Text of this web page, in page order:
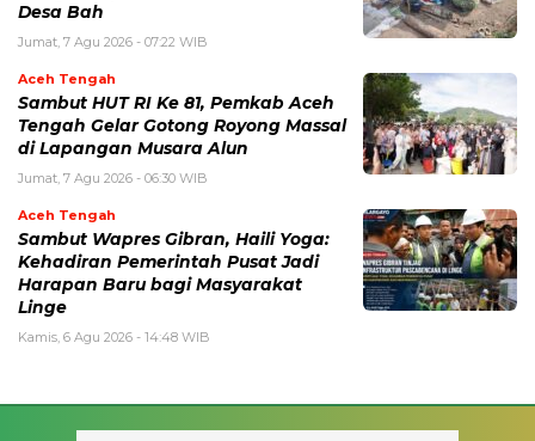
Desa Bah
Jumat, 7 Agu 2026 - 07:22 WIB
Aceh Tengah
Sambut HUT RI Ke 81, Pemkab Aceh
Tengah Gelar Gotong Royong Massal
di Lapangan Musara Alun
Jumat, 7 Agu 2026 - 06:30 WIB
Aceh Tengah
‎Sambut Wapres Gibran, Haili Yoga:
Kehadiran Pemerintah Pusat Jadi
Harapan Baru bagi Masyarakat
Linge
Kamis, 6 Agu 2026 - 14:48 WIB